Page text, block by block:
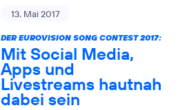
13. Mai 2017
DER EUROVISION SONG CONTEST 2017:
Mit Social Media,
Apps und
Livestreams hautnah
dabei sein